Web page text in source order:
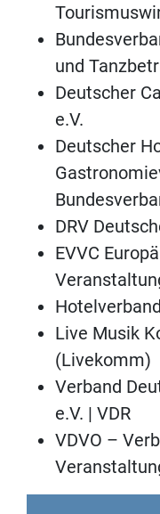
und
Deutscher
e.V.
Deutscher
DRV
EVVC
Live Musik
(Livekomm)
Verband
e.V. | VDR
VDVO –